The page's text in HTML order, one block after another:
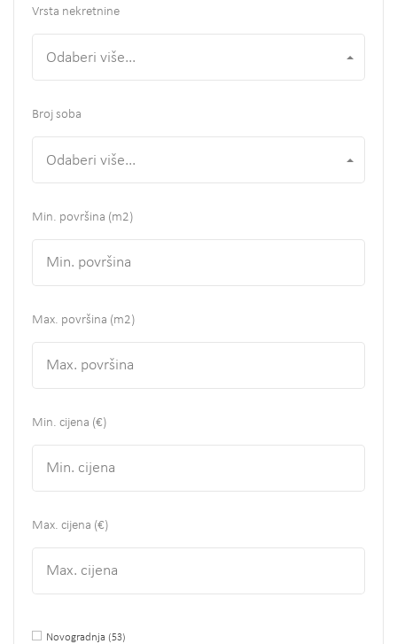
Vrsta nekretnine
Odaberi više...
Broj soba
Odaberi više...
Min. površina (m2)
Max. površina (m2)
Min. cijena (€)
Max. cijena (€)
Novogradnja (53)